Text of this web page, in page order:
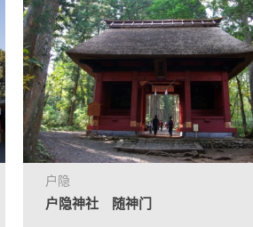
户隐
户隐神社 随神门